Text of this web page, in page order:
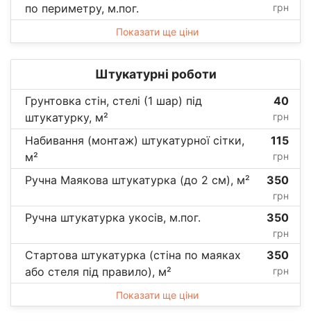
по периметру, м.пог.
грн
Показати ще ціни
Штукатурні роботи
Грунтовка стін, стелі (1 шар) під
штукатурку, м²
40
грн
Набивання (монтаж) штукатурної сітки,
м²
115
грн
Ручна Маякова штукатурка (до 2 см), м² 350
грн
Ручна штукатурка укосів, м.пог. 350
грн
Стартова штукатурка (стіна по маяках
або стеля під правило), м²
350
грн
Показати ще ціни